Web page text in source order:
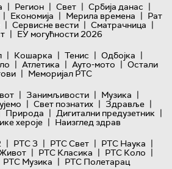
| Регион | Свет | Србија данас |
| Економија | Мерила времена | Рат
| Сервисне вести | Сматрачница |
| ЕУ могућности 2026
| Кошарка | Тенис | Одбојка |
| Атлетика | Ауто-мото | Остали
| Меморијал РТС
| Занимљивости | Музика |
| Свет познатих | Здравље |
Природа | Дигитални предузетник |
хероје | Наизглед здрав
| РТС 3 | РТС Свет | РТС Наука |
| РТС Класика | РТС Коло |
РТС Музика | РТС Полетарац